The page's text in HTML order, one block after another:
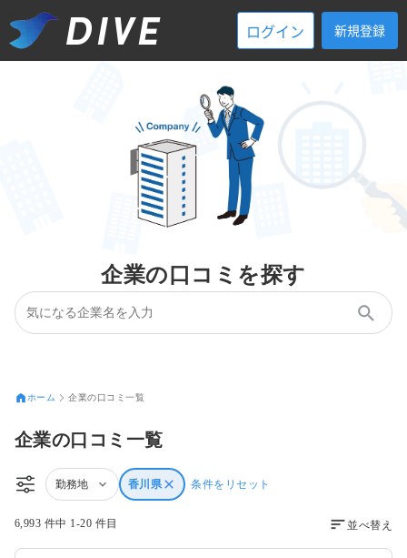
ログイン 新規登録
企業の口コミを探す
ホーム 企業の口コミ一覧
企業の口コミ一覧
勤務地 香川県 条件をリセット
6,993 件中 1-20 件目 並べ替え